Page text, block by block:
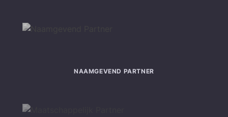
NAAMGEVEND PARTNER